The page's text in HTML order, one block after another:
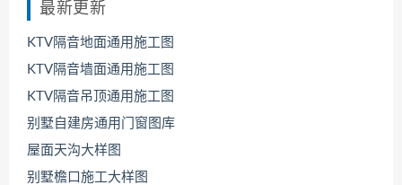
最新更新
KTV隔音地面通用施工图
KTV隔音墙面通用施工图
KTV隔音吊顶通用施工图
别墅自建房通用门窗图库
屋面天沟大样图
别墅檐口施工大样图